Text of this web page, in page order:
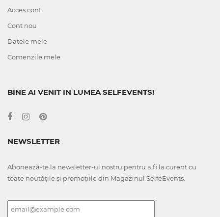
Acces cont
Cont nou
Datele mele
Comenzile mele
BINE AI VENIT IN LUMEA SELFEVENTS!
NEWSLETTER
Abonează-te la newsletter-ul nostru pentru a fi la curent cu
toate noutățile și promoțiile din Magazinul SelfeEvents.